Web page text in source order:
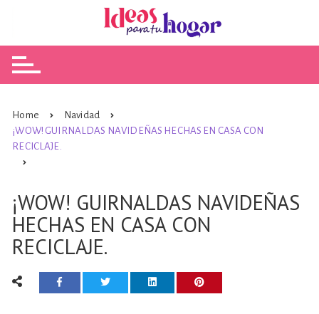
Home
Navidad
¡WOW! GUIRNALDAS NAVIDEÑAS HECHAS EN CASA CON
RECICLAJE.
¡WOW! GUIRNALDAS NAVIDEÑAS
HECHAS EN CASA CON
RECICLAJE.